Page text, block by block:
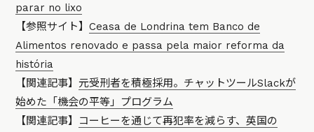
parar no lixo
【参照サイト】Ceasa de Londrina tem Banco de
Alimentos renovado e passa pela maior reforma da
história
【関連記事】元受刑者を積極採用。チャットツールSlackが
始めた「機会の平等」プログラム
【関連記事】 コーヒーを通じて再犯率を減らす、英国の